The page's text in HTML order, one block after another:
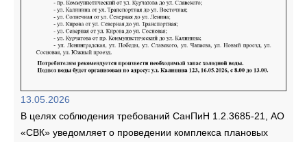
13.05.2026
В целях соблюдения требований СанПиН 1.2.3685-21, АО
«СВК» уведомляет о проведении комплекса плановых